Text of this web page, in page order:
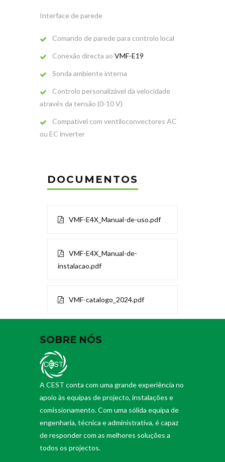
Interface de parede
Comando de parede para controlo local
Conexão directa ao VMF-E19
Sonda ambiente interna
Controlo personalizável da velocidade
através da tensão (0-10 V)
Compatível com ventiloconvectores AC
ou EC inverter
DOCUMENTOS
VMF-E4X_Manual-de-uso.pdf
VMF-E4X_Manual-de-
instalacao.pdf
VMF-catalogo_2024.pdf
SOBRE NÓS
A CEST conta com uma grande experiência no
apoio às equipas de projecto, instalações e
comissionamento. Com uma sólida equipa de
engenharia, técnica e administrativa, é capaz
de responder com as melhores soluções a
todos os projectos.